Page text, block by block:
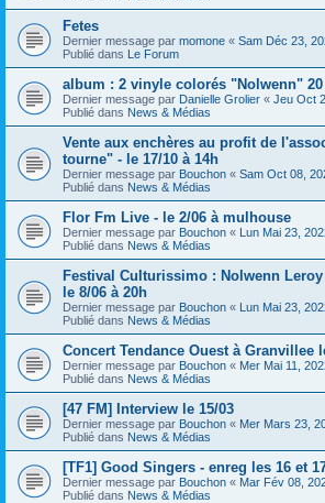
Fetes
Dernier message par momone « Sam Déc 23,
Publié dans Le Forum
album : 2 vinyle colorés "Nolwenn"
Dernier message par Danielle Grolier « Jeu Oct
Publié dans News & Médias
Vente aux enchères au profit de
tourne" - le 17/10 à 14h
Dernier message par Bouchon « Sam Oct 08,
Publié dans News & Médias
Flor Fm Live - le 2/06 à mulhouse
Dernier message par Bouchon « Lun Mai 23,
Publié dans News & Médias
Festival Culturissimo : Nolwenn
le 8/06 à 20h
Dernier message par Bouchon « Lun Mai 23,
Publié dans News & Médias
Concert Tendance Ouest à Granvillee
Dernier message par Bouchon « Mer Mai 11,
Publié dans News & Médias
[47 FM] Interview le 15/03
Dernier message par Bouchon « Mer Mars 23,
Publié dans News & Médias
[TF1] Good Singers - enreg les 16 et
Dernier message par Bouchon « Mar Fév 08,
Publié dans News & Médias